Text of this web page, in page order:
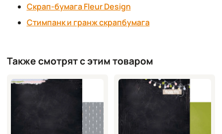
Скрап-бумага Fleur Design
Стимпанк и гранж скрапбумага
Также смотрят с этим товаром